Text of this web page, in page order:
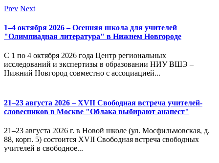
Prev Next
1–4 октября 2026 – Осенняя школа для учителей
"Олимпиадная литература" в Нижнем Новгороде
С 1 по 4 октября 2026 года Центр региональных
исследований и экспертизы в образовании НИУ ВШЭ –
Нижний Новгород совместно с ассоциацией...
21–23 августа 2026 – XVII Свободная встреча учителей-
словесников в Москве "Облака выбирают анапест"
21–23 августа 2026 г. в Новой школе (ул. Мосфильмовская, д.
88, корп. 5) состоится XVII Свободная встреча свободных
учителей в свободное...